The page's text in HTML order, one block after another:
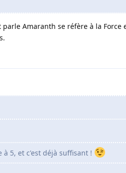
Amaranth se réfère à la Force
5, et c'est déjà suffisant !